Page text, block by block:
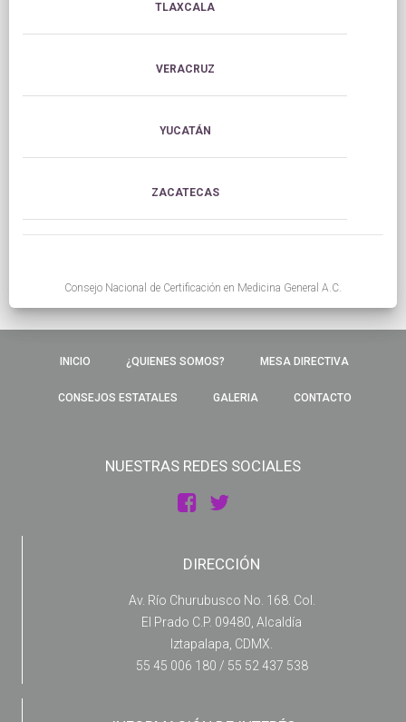
TLAXCALA
VERACRUZ
YUCATÁN
ZACATECAS
Consejo Nacional de Certificación en Medicina General A.C.
INICIO ¿QUIENES SOMOS? MESA DIRECTIVA
CONSEJOS ESTATALES GALERIA CONTACTO
NUESTRAS REDES SOCIALES
DIRECCIÓN
Av. Río Churubusco No. 168. Col.
El Prado C.P. 09480, Alcaldía
Iztapalapa, CDMX.
55 45 006 180 / 55 52 437 538